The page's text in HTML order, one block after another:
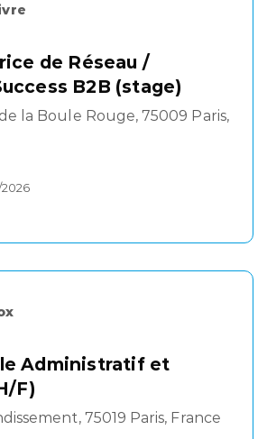
de Réseau /
B2B (stage)
la Boule Rouge, 75009 Paris,
Administratif et
F)
75019 Paris, France